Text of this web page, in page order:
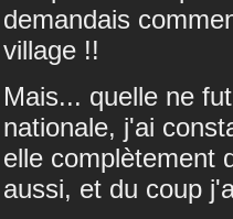
demandais
village !!
Mais... quelle ne
nationale, j'ai
elle complètement
aussi, et du coup